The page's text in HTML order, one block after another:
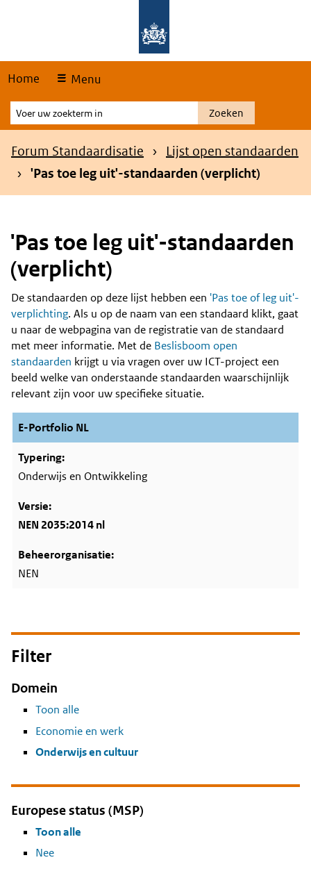
Home Menu
Voer
uw
zoekterm
Zoeken
Kruimelpad
Forum Standaardisatie
Lijst open standaarden
'Pas toe leg uit'-standaarden (verplicht)
'Pas toe leg uit'-standaarden
(verplicht)
Content
De standaarden op deze lijst hebben een 'Pas toe of leg uit'-
verplichting. Als u op de naam van een standaard klikt, gaat
u naar de webpagina van de registratie van de standaard
met meer informatie. Met de Beslisboom open
standaarden krijgt u via vragen over uw ICT-project een
beeld welke van onderstaande standaarden waarschijnlijk
relevant zijn voor uw specifieke situatie.
E-Portfolio NL
Onderwijs en Ontwikkeling
NEN 2035:2014 nl
NEN
Filter
Domein
Toon alle
Economie en werk
Onderwijs en cultuur
Europese status (MSP)
Toon alle
Nee